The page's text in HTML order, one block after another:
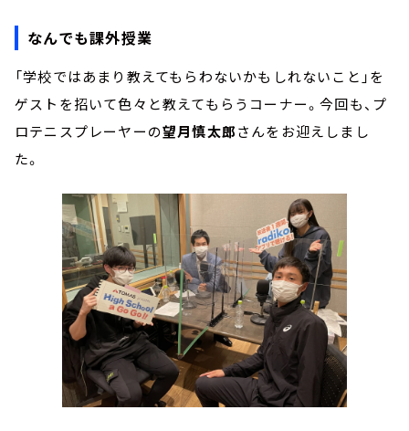
なんでも課外授業
「学校ではあまり教えてもらわないかもしれないこと」を
ゲストを招いて色々と教えてもらうコーナー。今回も、プ
ロテニスプレーヤーの望月慎太郎さんをお迎えしまし
た。